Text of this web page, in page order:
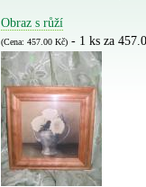
Obraz s růží
(Cena: 457.00 Kč)- 1 ks za